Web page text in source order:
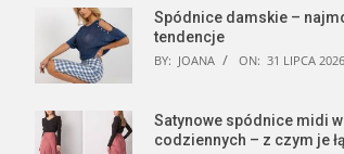
Spódnice damskie –
tendencje
BY: JOANA ON: 31 LIPCA 2026
Satynowe spódnice midi
codziennych – z czym je